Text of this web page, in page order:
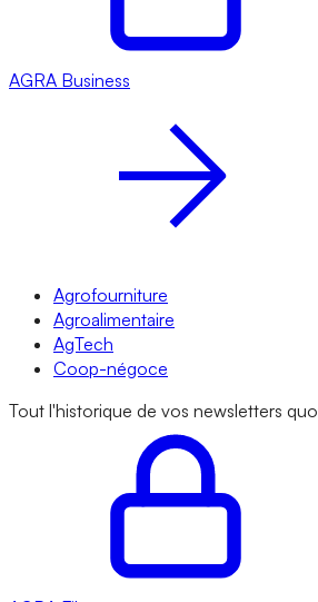
AGRA Business
Agrofourniture
Agroalimentaire
AgTech
Coop-négoce
Tout l'historique de vos newsletters